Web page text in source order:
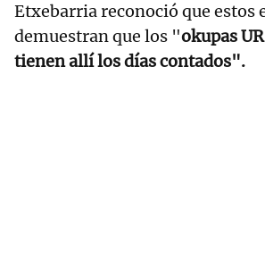
Etxebarria reconoció que estos
demuestran que los "okupas
tienen allí los días contados".